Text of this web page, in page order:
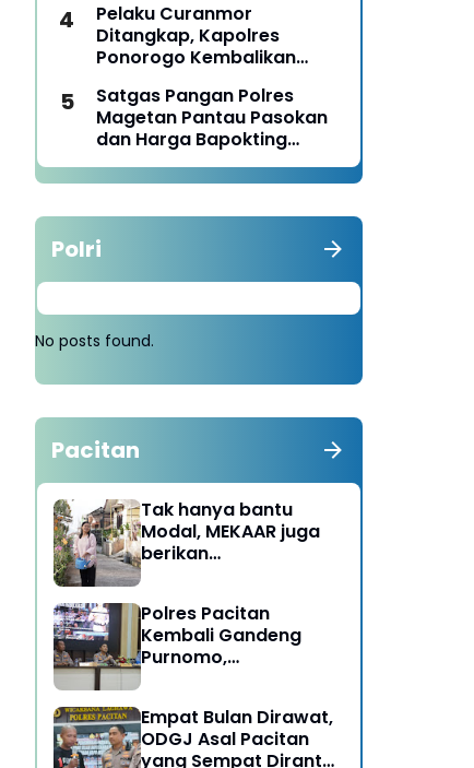
Pelaku Curanmor
Ditangkap, Kapolres
Ponorogo Kembalikan
Satgas Pangan Polres
Magetan Pantau Pasokan
dan Harga Bapokting
Pascalebaran
Polri
No posts found.
Pacitan
Tak hanya bantu
Modal, MEKAAR juga
berikan
Dapur Tetap Ngebul
Polres Pacitan
Kembali Gandeng
Purnomo,
Rehabilitasi
Empat Bulan Dirawat,
ODGJ Asal Pacitan
yang Sempat Dirantai